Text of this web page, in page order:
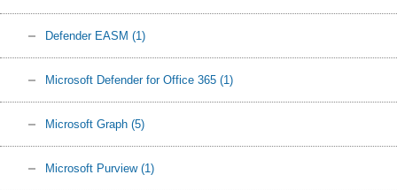
Defender EASM (1)
Microsoft Defender for Office 365 (1)
Microsoft Graph (5)
Microsoft Purview (1)